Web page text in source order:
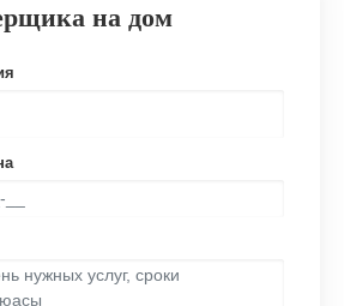
на дом